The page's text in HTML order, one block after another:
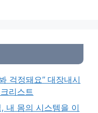
걱정돼요” 대장내시
리스트
내 몸의 시스템을 이